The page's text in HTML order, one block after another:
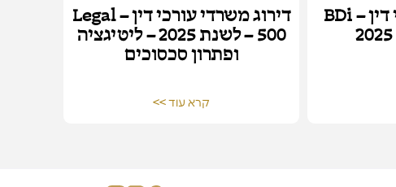
דירוג משרדי עורכי דין – BDi דירוג משרדי עורכי דין – Legal
500 – לשנת 2025 – ליטיגציה
ופתרון סכסוכים
קרא עוד >>